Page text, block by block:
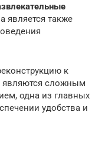
является также
к
являются сложным
одна из главных
удобства и